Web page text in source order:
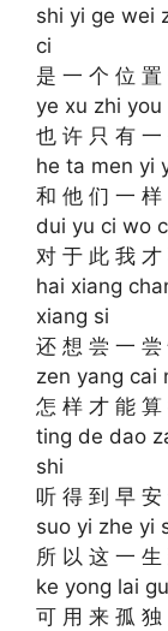
shi yi ge wei
ci
是 一 个 位
ye xu zhi
也 许 只 有 一
he ta men yi
和 他 们 一 样
dui yu ci wo
对 于 此 我
hai xiang
xiang si
还 想 尝 一
zen yang cai
怎 样 才 能
ting de dao
shi
听 得 到 早
suo yi zhe yi
所 以 这 一 生
ke yong lai
可 用 来 孤